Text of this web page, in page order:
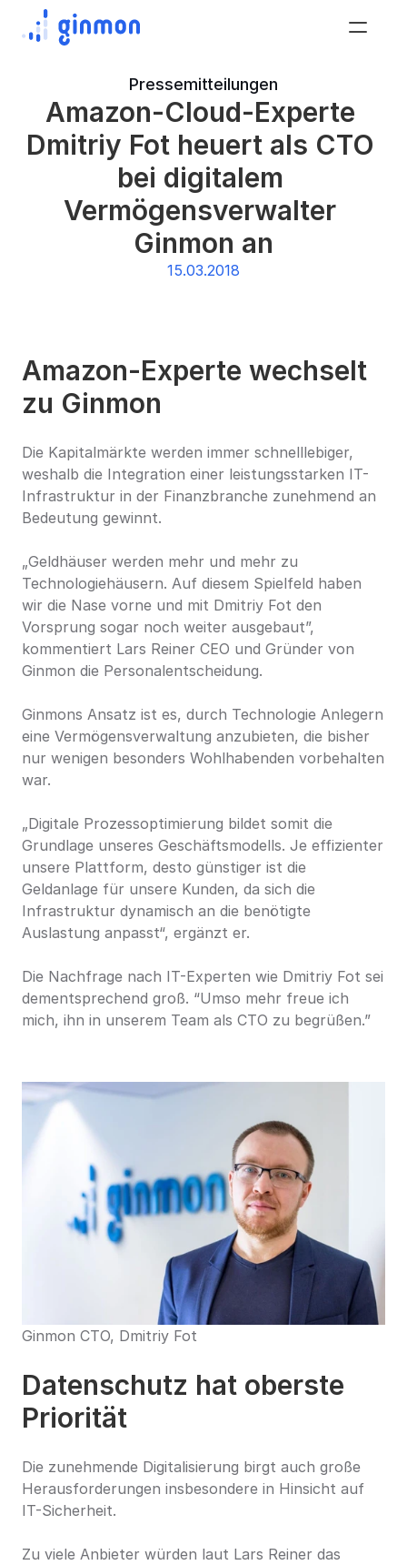
Pressemitteilungen
Amazon-Cloud-Experte
Dmitriy Fot heuert als CTO
bei digitalem
Vermögensverwalter
Ginmon an
15.03.2018
Amazon-Experte wechselt
zu Ginmon
Die Kapitalmärkte werden immer schnelllebiger,
weshalb die Integration einer leistungsstarken IT-
Infrastruktur in der Finanzbranche zunehmend an
Bedeutung gewinnt.
„Geldhäuser werden mehr und mehr zu
Technologiehäusern. Auf diesem Spielfeld haben
wir die Nase vorne und mit Dmitriy Fot den
Vorsprung sogar noch weiter ausgebaut”,
kommentiert Lars Reiner CEO und Gründer von
Ginmon die Personalentscheidung.
Ginmons Ansatz ist es, durch Technologie Anlegern
eine Vermögensverwaltung anzubieten, die bisher
nur wenigen besonders Wohlhabenden vorbehalten
war.
„Digitale Prozessoptimierung bildet somit die
Grundlage unseres Geschäftsmodells. Je effizienter
unsere Plattform, desto günstiger ist die
Geldanlage für unsere Kunden, da sich die
Infrastruktur dynamisch an die benötigte
Auslastung anpasst“, ergänzt er.
Die Nachfrage nach IT-Experten wie Dmitriy Fot sei
dementsprechend groß. “Umso mehr freue ich
mich, ihn in unserem Team als CTO zu begrüßen.”
Ginmon CTO, Dmitriy Fot
Datenschutz hat oberste
Priorität
Die zunehmende Digitalisierung birgt auch große
Herausforderungen insbesondere in Hinsicht auf
IT-Sicherheit.
Zu viele Anbieter würden laut Lars Reiner das